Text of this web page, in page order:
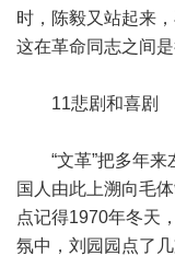
时，陈毅又站起来
这在革命同志之间是
11悲剧和喜剧
“文革”把多年来
国人由此上溯向毛
点记得1970年冬天
氛中，刘园园点了